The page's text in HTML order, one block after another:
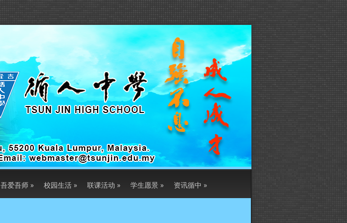
吾爱吾师 » 校园生活 » 联课活动 » 学生愿景 » 资讯循中 »